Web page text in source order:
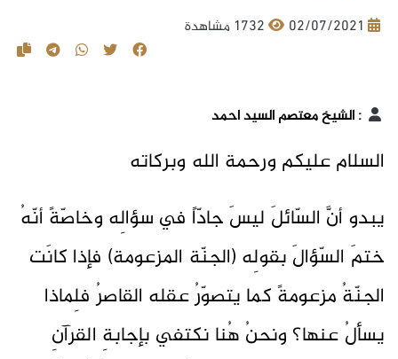
02/07/2021 1732 مشاهدة
:الشيخ معتصم السيد احمد
السلام عليكم ورحمة الله وبركاته
يبدو أنَّ السّائلَ ليسَ جادّاً في سؤالِه وخاصّةً أنّهُ
ختمَ السّؤالَ بقولِه (الجنّة المزعومة) فإذا كانَت
الجنّةُ مزعومةً كما يتصوّرُ عقله القاصرُ فلِماذا
يسألُ عنها؟ ونحنُ هُنا نكتفي بإجابةِ القرآنِ